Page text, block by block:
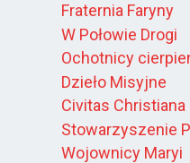
Fraternia Faryny
W Połowie Drogi
Ochotnicy
Dzieło Misyjne
Civitas Christiana
Stowarzyszenie
Wojownicy Maryi